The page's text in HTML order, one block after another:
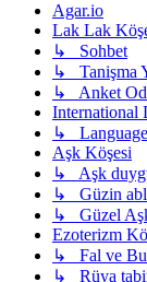
Agar.io
Lak Lak
↳ Sohbet
↳ Tanişma
↳ Anket
International
↳
Aşk Köşesi
↳ Aşk
↳ Güzin
↳ Güzel
Ezoterizm
↳ Fal ve
↳ Rüya